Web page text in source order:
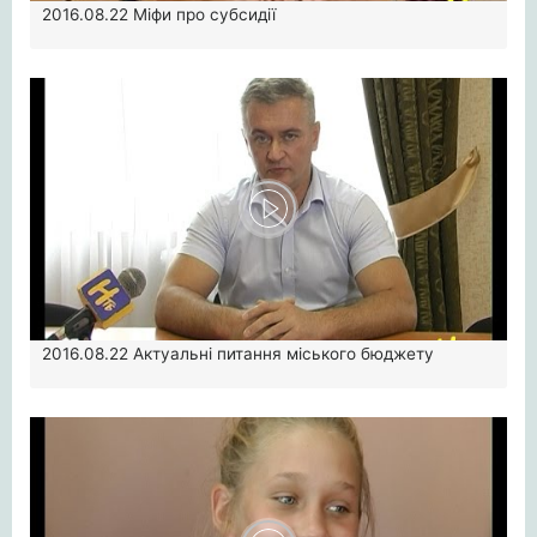
2016.08.22 Міфи про субсидії
2016.08.22 Актуальні питання міського бюджету